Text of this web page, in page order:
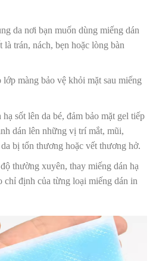
da nơi bạn muốn dùng miếng dán
trán, nách, bẹn hoặc lòng bàn
màng bảo vệ khỏi mặt sau miếng
sốt lên da bé, đảm bảo mặt gel tiếp
dán lên những vị trí mắt, mũi,
bị tổn thương hoặc vết thương hở.
thường xuyên, thay miếng dán hạ
chỉ định của từng loại miếng dán in